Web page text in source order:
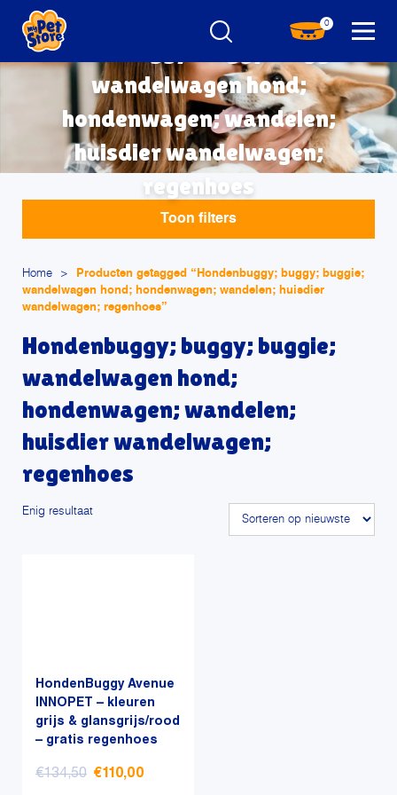
0
Hondenbuggy; buggy; buggie;
wandelwagen hond;
hondenwagen; wandelen;
huisdier wandelwagen;
regenhoes
Toon filters
Home >
Producten getagged “Hondenbuggy; buggy; buggie;
wandelwagen hond; hondenwagen; wandelen; huisdier
wandelwagen; regenhoes”
Hondenbuggy; buggy; buggie;
wandelwagen hond;
hondenwagen; wandelen;
huisdier wandelwagen;
regenhoes
Enig resultaat
HondenBuggy Avenue
INNOPET – kleuren
grijs & glansgrijs/rood
– gratis regenhoes
€134,50 €110,00